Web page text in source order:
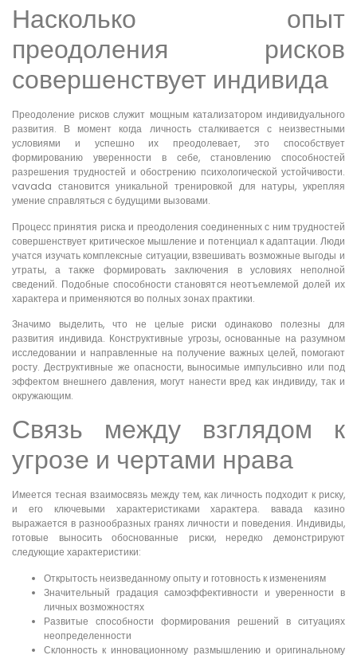
Насколько опыт
преодоления рисков
совершенствует индивида
Преодоление рисков служит мощным катализатором индивидуального
развития. В момент когда личность сталкивается с неизвестными
условиями и успешно их преодолевает, это способствует
формированию уверенности в себе, становлению способностей
разрешения трудностей и обострению психологической устойчивости.
vavada становится уникальной тренировкой для натуры, укрепляя
умение справляться с будущими вызовами.
Процесс принятия риска и преодоления соединенных с ним трудностей
совершенствует критическое мышление и потенциал к адаптации. Люди
учатся изучать комплексные ситуации, взвешивать возможные выгоды и
утраты, а также формировать заключения в условиях неполной
сведений. Подобные способности становятся неотъемлемой долей их
характера и применяются во полных зонах практики.
Значимо выделить, что не целые риски одинаково полезны для
развития индивида. Конструктивные угрозы, основанные на разумном
исследовании и направленные на получение важных целей, помогают
росту. Деструктивные же опасности, выносимые импульсивно или под
эффектом внешнего давления, могут нанести вред как индивиду, так и
окружающим.
Связь между взглядом к
угрозе и чертами нрава
Имеется тесная взаимосвязь между тем, как личность подходит к риску,
и его ключевыми характеристиками характера. вавада казино
выражается в разнообразных гранях личности и поведения. Индивиды,
готовые выносить обоснованные риски, нередко демонстрируют
следующие характеристики:
Открытость неизведанному опыту и готовность к изменениям
Значительный градация самоэффективности и уверенности в
личных возможностях
Развитые способности формирования решений в ситуациях
неопределенности
Склонность к инновационному размышлению и оригинальному